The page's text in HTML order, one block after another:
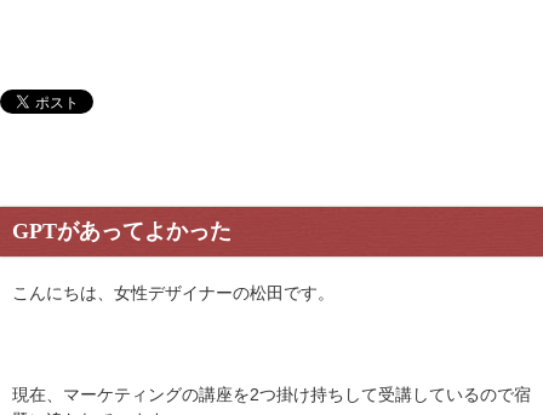
GPTがあってよかった
こんにちは、女性デザイナーの松田です。
現在、マーケティングの講座を2つ掛け持ちして受講しているので宿